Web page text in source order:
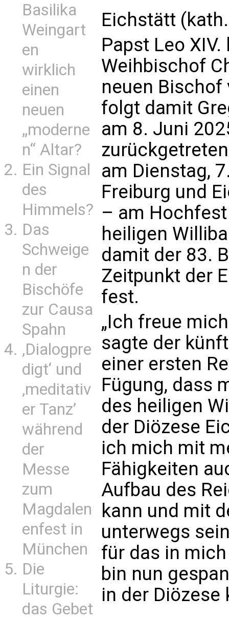
Basilika
Weingart
en
wirklich
einen
neuen
„moderne
n“ Altar?
Ein Signal
des
Himmels?
Das
Schweige
n der
Bischöfe
zur Causa
Spahn
‚Dialogpre
digt‘ und
‚meditativ
er Tanz’
während
der
Messe
zum
Magdalen
enfest in
München
Die
Liturgie:
das Gebet
Eichstätt
Papst Leo
Weihbischof
neuen
folgt damit
am 8. Juni
am Dienstag,
Freiburg und
– am
heiligen
damit der 83.
Zeitpunkt der
fest.
„Ich freue
sagte der
einer ersten
Fügung, dass
des heiligen
der Diözese
ich mich mit
Fähigkeiten
Aufbau des
kann und mit
unterwegs
für das in
bin nun
in der Diözese